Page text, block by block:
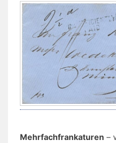
Mehrfachfrankaturen –